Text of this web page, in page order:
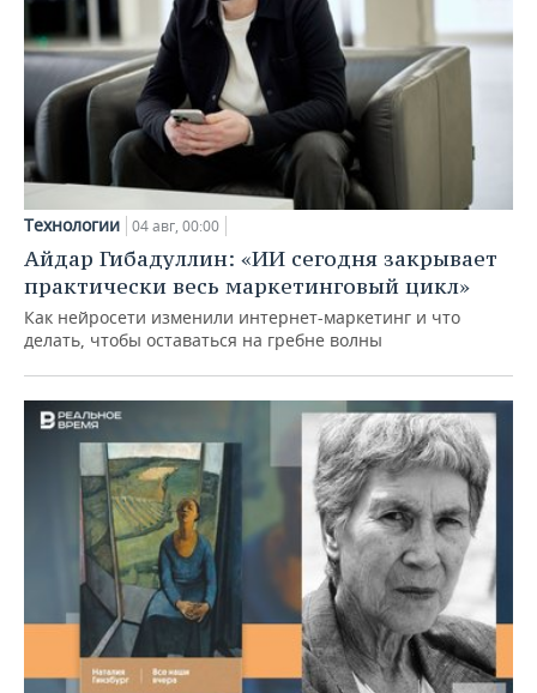
Технологии 04 авг, 00:00
Айдар Гибадуллин: «ИИ сегодня закрывает
практически весь маркетинговый цикл»
Как нейросети изменили интернет-маркетинг и что
делать, чтобы оставаться на гребне волны